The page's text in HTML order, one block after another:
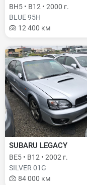
BH5 • B12 • 2000 г.
BLUE 95H
12 400 км
SUBARU LEGACY
BE5 • B12 • 2002 г.
SILVER 01G
84 000 км